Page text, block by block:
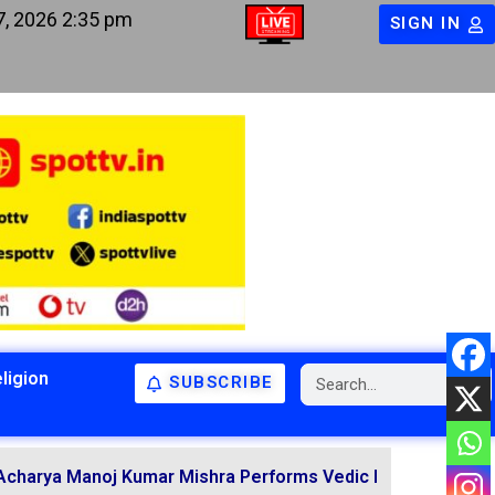
2026 2:35 pm SIGN IN
SUBSCRIBE
Kumar Mishra Performs Vedic Rituals for the
LATEST NEWS
NATIONAL
RELIGION